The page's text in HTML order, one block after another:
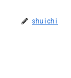
shuichi